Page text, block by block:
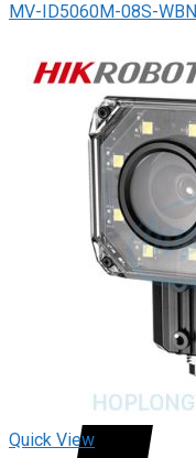
MV-ID5060M-08S-WBN
Quick View